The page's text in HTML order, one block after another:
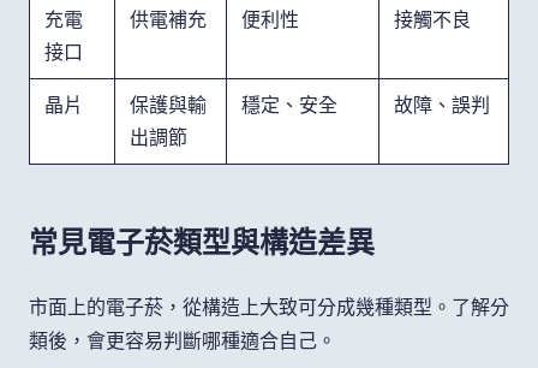
充電
接口
供電補充 便利性 接觸不良
晶片
保護與輸
出調節
穩定、安全 故障、誤判
常見電子菸類型與構造差異
市面上的電子菸，從構造上大致可分成幾種類型。了解分
類後，會更容易判斷哪種適合自己。